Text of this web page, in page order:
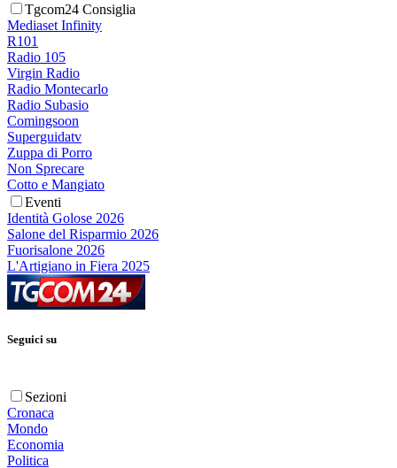
Tgcom24 Consiglia
Mediaset Infinity
R101
Radio 105
Virgin Radio
Radio Montecarlo
Radio Subasio
Comingsoon
Superguidatv
Zuppa di Porro
Non Sprecare
Cotto e Mangiato
Eventi
Identità Golose 2026
Salone del Risparmio 2026
Fuorisalone 2026
L'Artigiano in Fiera 2025
Seguici su
Sezioni
Cronaca
Mondo
Economia
Politica